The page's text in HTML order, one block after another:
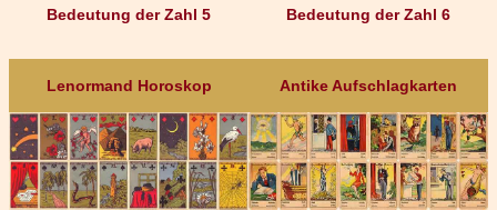
Bedeutung der Zahl 5 Bedeutung der Zahl 6
Lenormand Horoskop Antike Aufschlagkarten